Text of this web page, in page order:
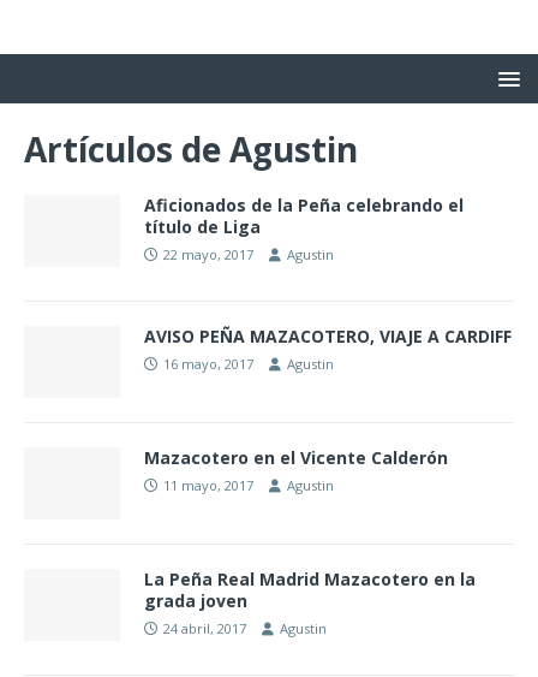
Artículos deAgustin
Aficionados de la Peña celebrando el
título de Liga
22 mayo, 2017 Agustin
AVISO PEÑA MAZACOTERO, VIAJE A CARDIFF
16 mayo, 2017 Agustin
Mazacotero en el Vicente Calderón
11 mayo, 2017 Agustin
La Peña Real Madrid Mazacotero en la
grada joven
24 abril, 2017 Agustin